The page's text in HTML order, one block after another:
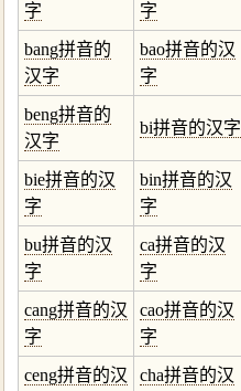
字
字
bang拼音的
汉字
bao拼音的汉
字
beng拼音的
汉字
bi拼音的汉字
bie拼音的汉
字
bin拼音的汉
字
bu拼音的汉
字
ca拼音的汉
字
cang拼音的汉
字
cao拼音的汉
字
ceng拼音的汉
cha拼音的汉